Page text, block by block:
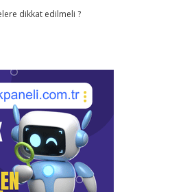
dikkat edilmeli ?